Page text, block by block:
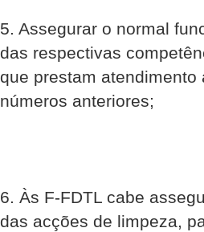
5. Assegurar o normal
das respectivas
que prestam
números anteriores;
6. Às F-FDTL cabe
das acções de limpeza,